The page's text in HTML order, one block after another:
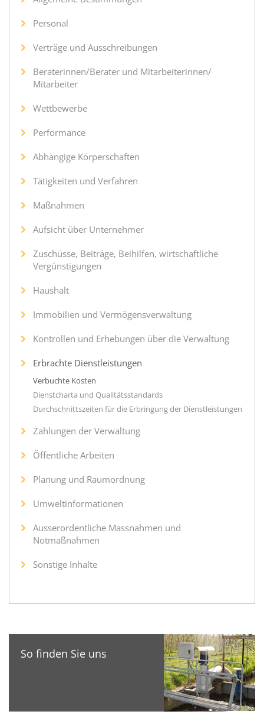
Personal
Verträge und Ausschreibungen
Beraterinnen/Berater und Mitarbeiterinnen/
Mitarbeiter
Wettbewerbe
Performance
Abhängige Körperschaften
Tätigkeiten und Verfahren
Maßnahmen
Aufsicht über Unternehmer
Zuschüsse, Beiträge, Beihilfen, wirtschaftliche
Vergünstigungen
Haushalt
Immobilien und Vermögensverwaltung
Kontrollen und Erhebungen über die Verwaltung
Erbrachte Dienstleistungen
Verbuchte Kosten
Dienstcharta und Qualitätsstandards
Durchschnittszeiten für die Erbringung der Dienstleistungen
Zahlungen der Verwaltung
Öffentliche Arbeiten
Planung und Raumordnung
Umweltinformationen
Ausserordentliche Massnahmen und
Notmaßnahmen
Sonstige Inhalte
So finden Sie uns